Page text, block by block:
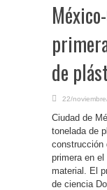
de
22/
Ciudad de
tonelada de
construcción
primera en
material. El
de ciencia